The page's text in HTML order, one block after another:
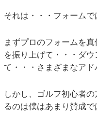
それは・・・フォームで
まずプロのフォームを
を振り上げて・・・ダ
て・・・さまざまなアド
しかし、ゴルフ初心者
るのは僕はあまり賛成で